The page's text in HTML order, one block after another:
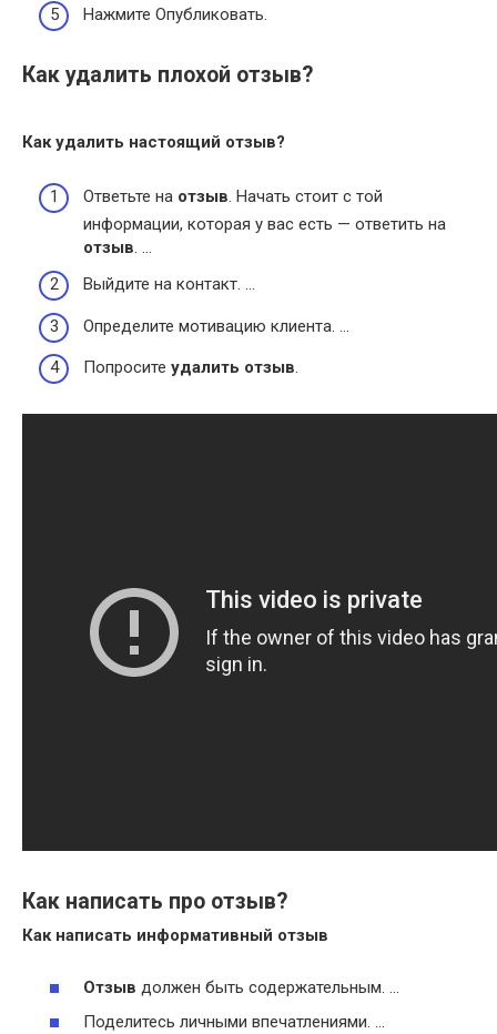
Нажмите Опубликовать.
Как удалить плохой отзыв?
Как удалить настоящий отзыв?
Ответьте на отзыв. Начать стоит с той
информации, которая у вас есть — ответить на
отзыв. …
Выйдите на контакт. …
Определите мотивацию клиента. …
Попросите удалить отзыв.
Как написать про отзыв?
Как написать информативный отзыв
Отзыв должен быть содержательным. …
Поделитесь личными впечатлениями. …